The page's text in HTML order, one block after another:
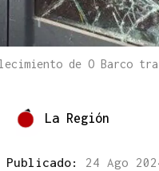
de O Barco
La Región
Publicado: 24 Ago